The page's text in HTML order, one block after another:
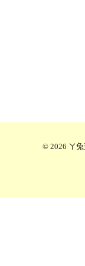
© 2026 ㄚ